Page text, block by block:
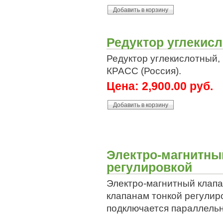
Редуктор
Редуктор
КРАСС (Россия).
Цена: 2,900.00 руб.
Электро-
регулировкой
Электро-магнитный
клапанам тонкой
подключается